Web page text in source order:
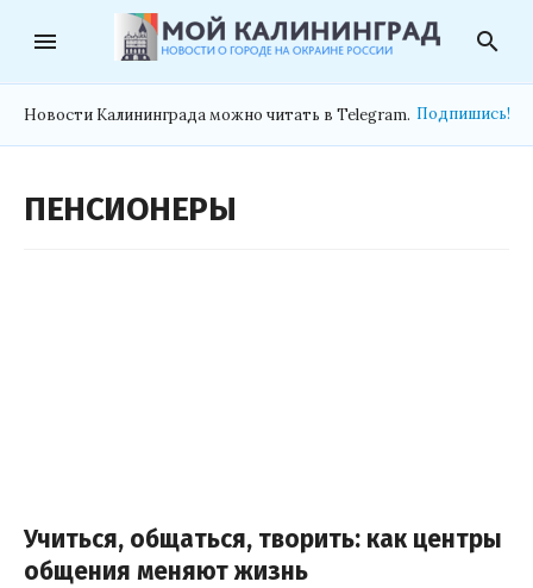
menu search
Новости Калининграда можно читать в Telegram. Подпишись!
ПЕНСИОНЕРЫ
Учиться, общаться, творить: как центры
общения меняют жизнь